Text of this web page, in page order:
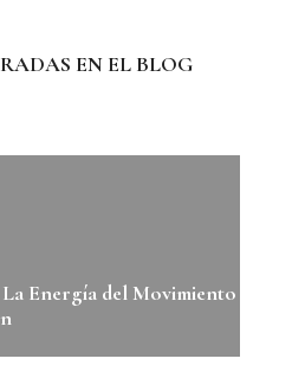
EN EL BLOG
La Energía del Movimiento